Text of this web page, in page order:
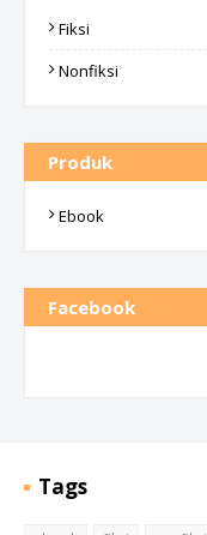
Fiksi
Nonfiksi
Produk
Ebook
Facebook
Tags